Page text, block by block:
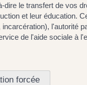
dire le transfert de vos
et leur éducation.
l'autorité
de l'aide sociale à
forcée